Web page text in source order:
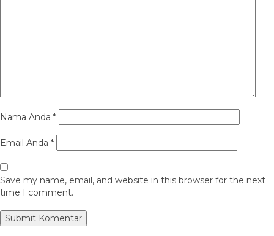
Nama Anda *
Email Anda *
Save my name, email, and website in this browser for the next
time I comment.